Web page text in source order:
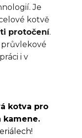
Je
kotvě
protočení.
i v
kotva pro
kamene.